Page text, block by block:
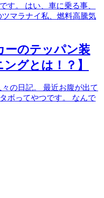
す。 はい、車に乗る事、
マラナイ私、燃料高騰気
ーのテッパン装
グとは！？】
の日記。 最近お腹が出て
ボってやつです。 なんで